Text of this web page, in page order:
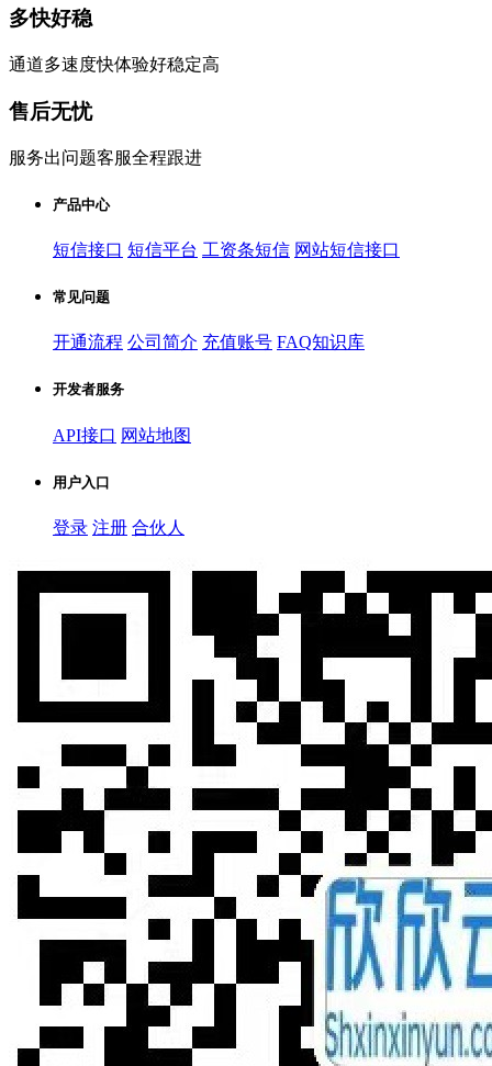
多快好稳
通道多速度快体验好稳定高
售后无忧
服务出问题客服全程跟进
产品中心
短信接口 短信平台 工资条短信 网站短信接口
常见问题
开通流程 公司简介 充值账号 FAQ知识库
开发者服务
API接口 网站地图
用户入口
登录 注册 合伙人